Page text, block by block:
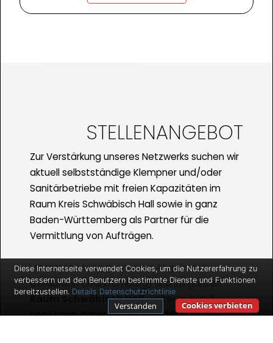
STELLENANGEBOT
Zur Verstärkung unseres Netzwerks suchen wir
aktuell selbstständige Klempner und/oder
Sanitärbetriebe mit freien Kapazitäten im
Raum Kreis Schwäbisch Hall sowie in ganz
Baden-Württemberg als Partner für die
Vermittlung von Aufträgen.
Momentan bauen wir unser Angebot in
Gerabronn (Württemberg) und im ganzen
Raum Schwäbisch Hallweiter aus und
benötigen daher gelernte Fachkräfte, die
Diese Internetseite verwendet Cookies, um die Nutzererfahrung zu
verbessern und den Benutzern bestimmte Dienste und Funktionen
bereitzustellen. Details Datenschutzrichtlinie
Cookies verbieten
Verstanden